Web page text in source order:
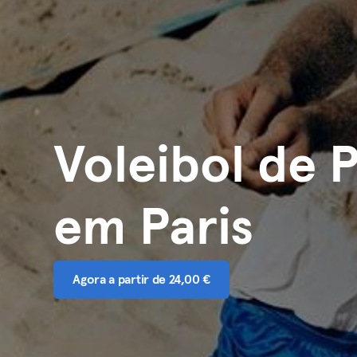
Voleibol de
em Paris
Agora a partir de 24,00 €